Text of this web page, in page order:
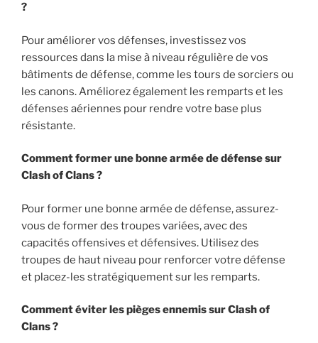
?
Pour améliorer vos défenses, investissez vos
ressources dans la mise à niveau régulière de vos
bâtiments de défense, comme les tours de sorciers ou
les canons. Améliorez également les remparts et les
défenses aériennes pour rendre votre base plus
résistante.
Comment former une bonne armée de défense sur
Clash of Clans ?
Pour former une bonne armée de défense, assurez-
vous de former des troupes variées, avec des
capacités offensives et défensives. Utilisez des
troupes de haut niveau pour renforcer votre défense
et placez-les stratégiquement sur les remparts.
Comment éviter les pièges ennemis sur Clash of
Clans ?